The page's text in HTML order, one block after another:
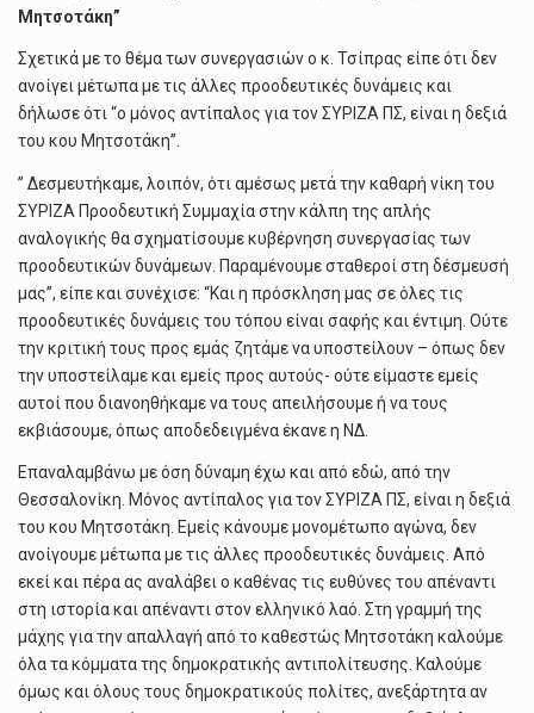
Μητσοτάκη”
Σχετικά με το θέμα των συνεργασιών ο κ. Τσίπρας είπε ότι δεν
ανοίγει μέτωπα με τις άλλες προοδευτικές δυνάμεις και
δήλωσε ότι “ο μόνος αντίπαλος για τον ΣΥΡΙΖΑ ΠΣ, είναι η δεξιά
του κου Μητσοτάκη”.
” Δεσμευτήκαμε, λοιπόν, ότι αμέσως μετά την καθαρή νίκη του
ΣΥΡΙΖΑ Προοδευτική Συμμαχία στην κάλπη της απλής
αναλογικής θα σχηματίσουμε κυβέρνηση συνεργασίας των
προοδευτικών δυνάμεων. Παραμένουμε σταθεροί στη δέσμευσή
μας”, είπε και συνέχισε: “Και η πρόσκληση μας σε όλες τις
προοδευτικές δυνάμεις του τόπου είναι σαφής και έντιμη. Ούτε
την κριτική τους προς εμάς ζητάμε να υποστείλουν – όπως δεν
την υποστείλαμε και εμείς προς αυτούς- ούτε είμαστε εμείς
αυτοί που διανοηθήκαμε να τους απειλήσουμε ή να τους
εκβιάσουμε, όπως αποδεδειγμένα έκανε η ΝΔ.
Επαναλαμβάνω με όση δύναμη έχω και από εδώ, από την
Θεσσαλονίκη. Μόνος αντίπαλος για τον ΣΥΡΙΖΑ ΠΣ, είναι η δεξιά
του κου Μητσοτάκη. Εμείς κάνουμε μονομέτωπο αγώνα, δεν
ανοίγουμε μέτωπα με τις άλλες προοδευτικές δυνάμεις. Από
εκεί και πέρα ας αναλάβει ο καθένας τις ευθύνες του απέναντι
στη ιστορία και απέναντι στον ελληνικό λαό. Στη γραμμή της
μάχης για την απαλλαγή από το καθεστώς Μητσοτάκη καλούμε
όλα τα κόμματα της δημοκρατικής αντιπολίτευσης. Καλούμε
όμως και όλους τους δημοκρατικούς πολίτες, ανεξάρτητα αν